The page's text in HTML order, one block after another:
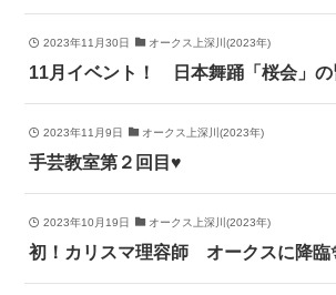
2023年11月30日 オークス上深川(2023年)
11月イベント！ 日本舞踊「桜会」
2023年11月9日 オークス上深川(2023年)
手芸教室第２回目♥
2023年10月19日 オークス上深川(2023年)
初！カリスマ理容師 オークスに降臨